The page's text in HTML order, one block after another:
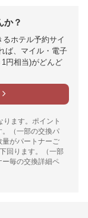
か？
ホテル予約サイ
ば、マイル・電子
円相当)がどんど
ます。ポイント
。（一部の交換パ
量がパートナーご
回ります。（一部
ー毎の交換詳細ペ